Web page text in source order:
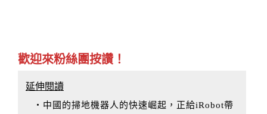
歡迎來粉絲團按讚！
延伸閱讀
‧中國的掃地機器人的快速崛起，正給iRobot帶